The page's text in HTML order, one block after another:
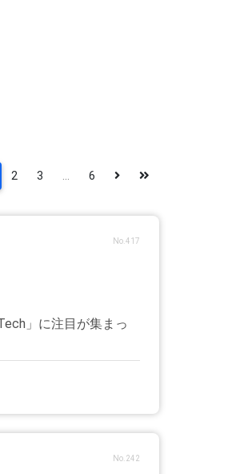
2 3 ... 6
No.417
」に注目が集まっ
No.242